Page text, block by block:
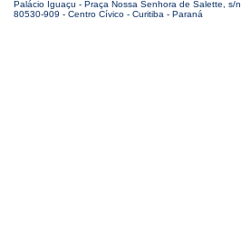
Palácio Iguaçu - Praça Nossa Senhora de Salette, s/n
80530-909 - Centro Cívico - Curitiba - Paraná